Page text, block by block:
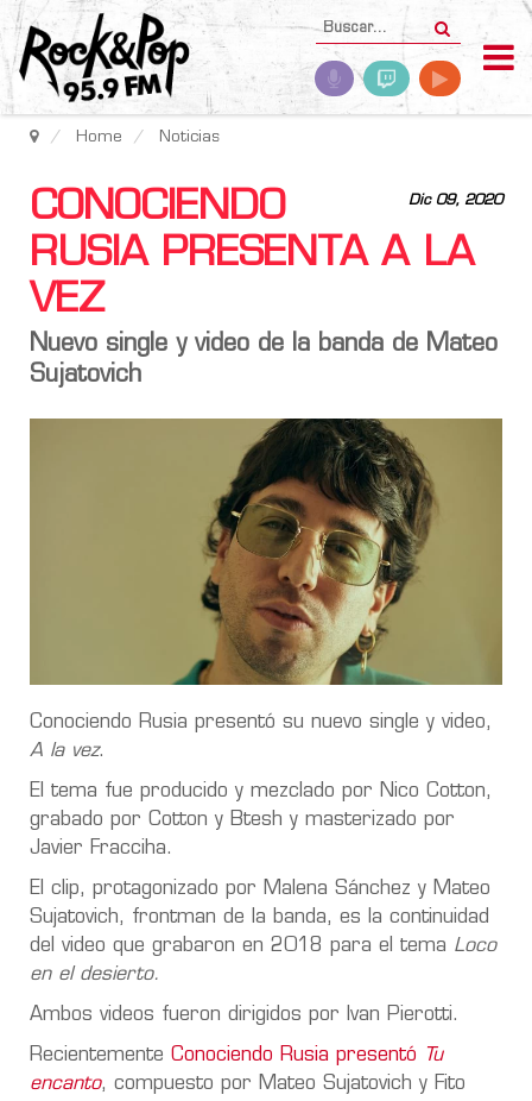
Home Noticias
Dic 09, 2020
CONOCIENDO
RUSIA PRESENTA A LA
VEZ
Nuevo single y video de la banda de Mateo
Sujatovich
Conociendo Rusia presentó su nuevo single y video,
A la vez.
El tema fue producido y mezclado por Nico Cotton,
grabado por Cotton y Btesh y masterizado por
Javier Fracciha.
El clip, protagonizado por Malena Sánchez y Mateo
Sujatovich, frontman de la banda, es la continuidad
del video que grabaron en 2018 para el tema Loco
en el desierto.
Ambos videos fueron dirigidos por Ivan Pierotti.
Recientemente Conociendo Rusia presentó
Tu
encanto, compuesto por Mateo Sujatovich y Fito